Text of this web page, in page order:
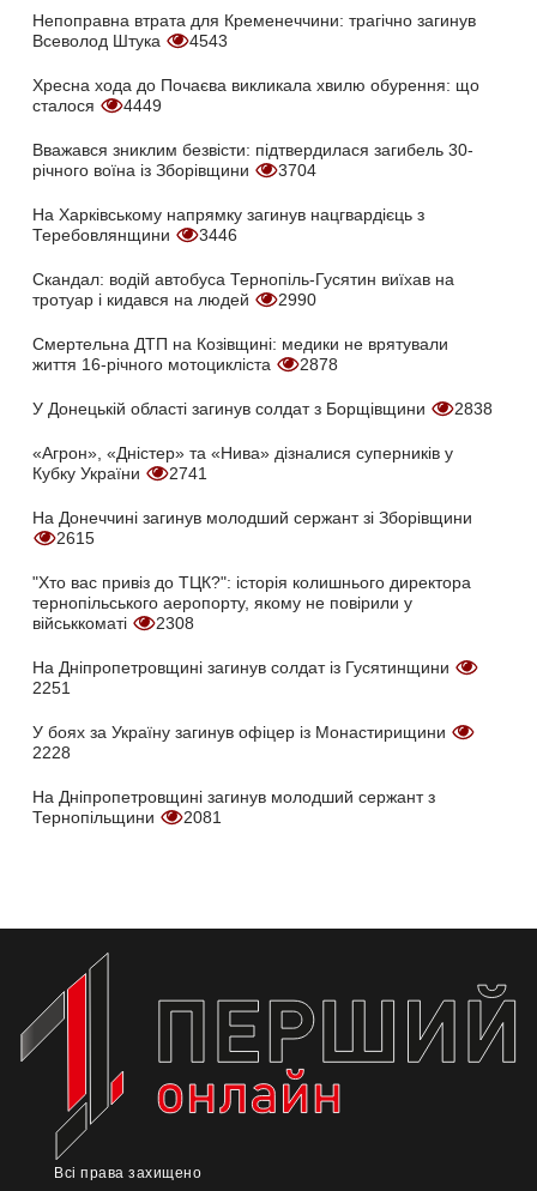
Непоправна втрата для Кременеччини: трагічно загинув
Всеволод Штука
4543
Хресна хода до Почаєва викликала хвилю обурення: що
сталося
4449
Вважався зниклим безвісти: підтвердилася загибель 30-
річного воїна із Зборівщини
3704
На Харківському напрямку загинув нацгвардієць з
Теребовлянщини
3446
Скандал: водій автобуса Тернопіль-Гусятин виїхав на
тротуар і кидався на людей
2990
Смертельна ДТП на Козівщині: медики не врятували
життя 16-річного мотоцикліста
2878
У Донецькій області загинув солдат з Борщівщини 2838
«Агрон», «Дністер» та «Нива» дізналися суперників у
Кубку України
2741
На Донеччині загинув молодший сержант зі Зборівщини
2615
"Хто вас привіз до ТЦК?": історія колишнього директора
тернопільського аеропорту, якому не повірили у
військкоматі
2308
На Дніпропетровщині загинув солдат із Гусятинщини
2251
У боях за Україну загинув офіцер із Монастирищини
2228
На Дніпропетровщині загинув молодший сержант з
Тернопільщини
2081
Всі права захищено